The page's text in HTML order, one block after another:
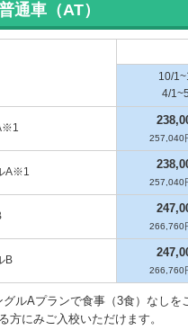
通車（AT）
10/
4/
257,040
A※1
257,040
266,760
B
266,760
ルAプランで食事（3食）なしを
にみご入校いただけます。